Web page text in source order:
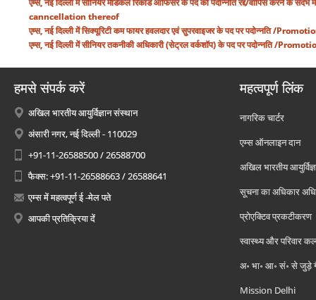
एम्स, नई दिल्ली में सीनियर मेडिकल रिकार्ड आफिसर के पद को पदोन्नति रद्द/वापिस
canncellation thereof
एम्स, नई दिल्ली में सिक्यूरिटी कम फायर हवलदार एवं सुपरवाइजर के पद पर
एम्स, नई दिल्ली में सीनियर तकनीकी अधिकारी (सेट्रल वर्कशॉप) के पद पर पदोन्नति
हमसे संपर्क करें
अखिल भारतीय आयुर्विज्ञान संस्थान
अंसारी नगर, नई दिल्ली - 110029
+91-11-26588500 / 26588700
फैक्स: +91-11-26588663 / 26588641
एम्स में महत्वपूर्ण ई -मेल पते
आपकी प्रतिक्रिया दें
महत्वपूर्ण लिंक
नागरिक चार्टर
एम्स ऑनलाइन दान
अखिल भारतीय
सूचना का अधिकार
प्रोएक्टिव प्रकटीकरण
स्वास्थ्य और परिवार
अ॰ भा॰ आ॰ सं॰ से जुड़े
Mission Delhi